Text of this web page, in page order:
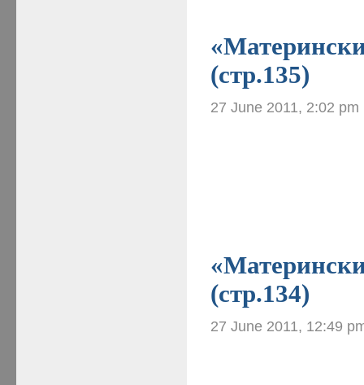
(стр.135)
27 June 2011, 2:02 pm
(стр.134)
27 June 2011, 12:49